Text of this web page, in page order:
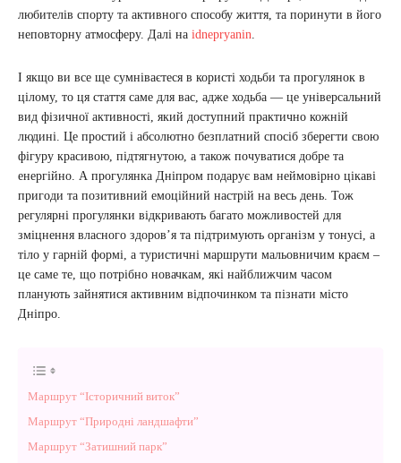
любителів спорту та активного способу життя, та поринути в його
неповторну атмосферу. Далі на idnepryanin
І якщо ви все ще сумніваєтеся в користі ходьби та прогулянок в
цілому, то ця стаття саме для вас, адже ходьба — це універсальний
вид фізичної активності, який доступний практично кожній
людині. Це простий і абсолютно безплатний спосіб зберегти свою
фігуру красивою, підтягнутою, а також почуватися добре та
енергійно. А прогулянка Дніпром подарує вам неймовірно цікаві
пригоди та позитивний емоційний настрій на весь день. Тож
регулярні прогулянки відкривають багато можливостей для
зміцнення власного здоров’я та підтримують організм у тонусі, а
тіло у гарній формі, а туристичні маршрути мальовничим краєм –
це саме те, що потрібно новачкам, які найближчим часом
планують зайнятися активним відпочинком та пізнати місто
Дніпро.
Маршрут “Історичний виток”
Маршрут “Природні ландшафти”
Маршрут “Затишний парк”